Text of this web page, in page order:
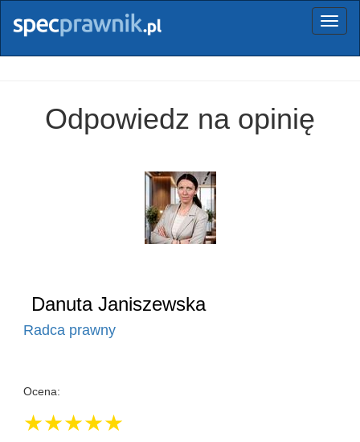
Menu
Odpowiedz na opinię
Danuta Janiszewska
Radca prawny
Ocena:
★★★★★